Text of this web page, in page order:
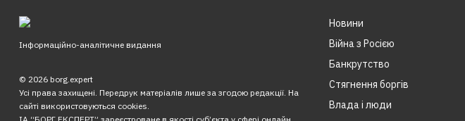
Інформаційно-аналітичне видання
© 2026 borg.expert
Усі права захищені. Передрук матеріалів лише за згодою редакції. На
сайті використовуються cookies.
Новини
Війна з Росією
Банкрутство
Стягнення боргiв
Влада i люди